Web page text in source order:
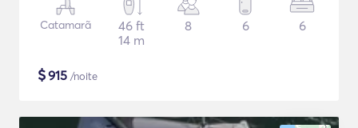
Catamarã
46 ft
14 m
8 6 6
$915 /noite